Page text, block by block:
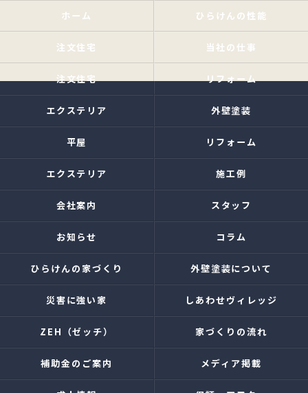
ホーム ひらけんの性能
注文住宅 当社の仕事
注文住宅 リフォーム
エクステリア 外壁塗装
平屋 リフォーム
エクステリア 施工例
会社案内 スタッフ
お知らせ コラム
ひらけんの家づくり 外壁塗装について
災害に強い家 しあわせヴィレッジ
ZEH（ゼッチ） 家づくりの流れ
補助金のご案内 メディア掲載